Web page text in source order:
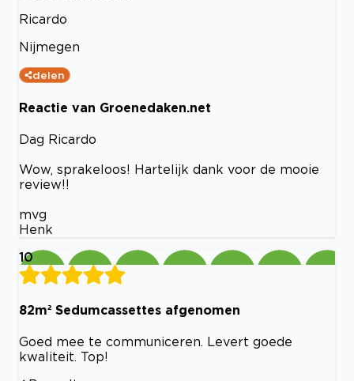
Ricardo
Nijmegen
delen
Reactie van Groenedaken.net
Dag Ricardo
Wow, sprakeloos! Hartelijk dank voor de mooie
review!!
mvg
Henk
10
82m² Sedumcassettes afgenomen
Goed mee te communiceren. Levert goede
kwaliteit. Top!